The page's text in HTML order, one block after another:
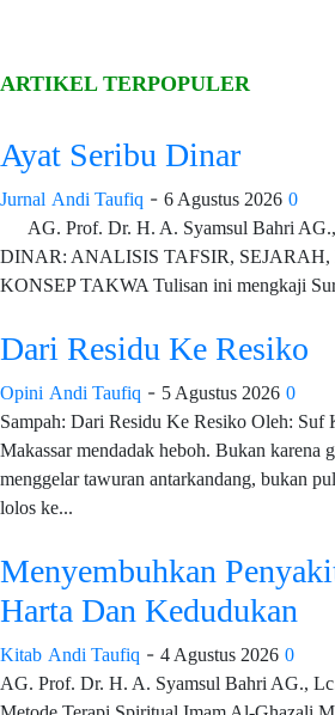
ARTIKEL TERPOPULER
Ayat Seribu Dinar
Jurnal Andi Taufiq - 6 Agustus 2026 0
AG. Prof. Dr. H. A. Syamsul Bahri
DINAR: ANALISIS TAFSIR,
KONSEP TAKWA Tulisan ini mengkaji
Dari Residu Ke Resiko
Opini Andi Taufiq - 5 Agustus 2026 0
Sampah: Dari Residu Ke Resiko Oleh:
Makassar mendadak heboh. Bukan karena
menggelar tawuran antarkandang, bukan
lolos ke...
Menyembuhkan
Harta Dan Kedudukan
Kitab Andi Taufiq - 4 Agustus 2026 0
AG. Prof. Dr. H. A. Syamsul Bahri AG.,